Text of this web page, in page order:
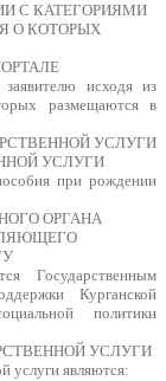
С КАТЕГОРИЯМИ
О КОТОРЫХ
заявителю исходя из
размещаются в
УСЛУГИ
УСЛУГИ
при рождении
ОРГАНА
Государственным
Курганской
политики
УСЛУГИ
услуги являются: